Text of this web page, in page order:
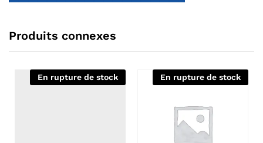
Produits connexes
En rupture de stock En rupture de stock